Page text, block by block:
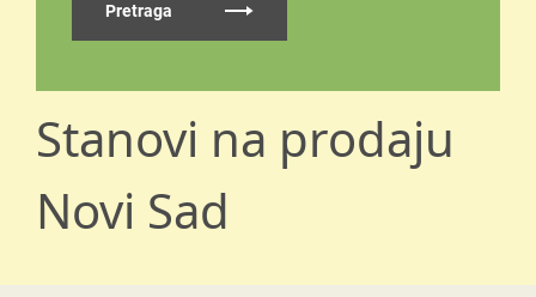
Pretraga
Stanovi na prodaju
Novi Sad